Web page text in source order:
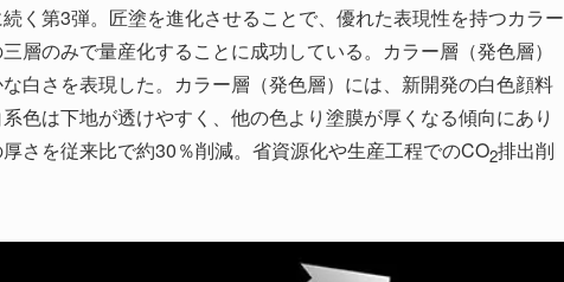
く第3弾。匠塗を進化させることで、優れた表現性を持つカラー
層のみで量産化することに成功している。カラー層（発色層）
白さを表現した。カラー層（発色層）には、新開発の白色顔料
色は下地が透けやすく、他の色より塗膜が厚くなる傾向にあり
さを従来比で約30％削減。省資源化や生産工程でのCO2排出削